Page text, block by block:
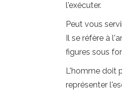
l'exécuter.
Peut vous
Il se réfère à
figures sous
L'homme doit
représenter